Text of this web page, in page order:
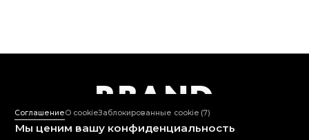
RB AND
Агентство дизайна и
СоглашениеО cookieЗаблокированные cookie (7)
Мы ценим вашу конфиденциальность